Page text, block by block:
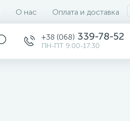
О нас Оплата и доставка
+38 (068) 339-78-52
ПН-ПТ 9:00-17:30